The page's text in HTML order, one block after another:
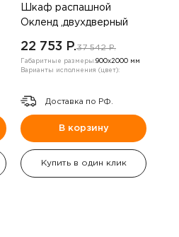
Шкаф распашной
Окленд ,двухдверный
22 753 P.37 542 P.
Габаритные размеры:900х2000 мм
Варианты исполнения (цвет):
Доставка по РФ.
В корзину
Купить в один клик